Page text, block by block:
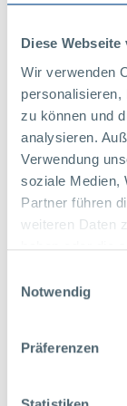
Diese
Wir verwenden
personalisieren,
zu können und
analysieren.
Verwendung
soziale Medien,
Partner führen
weiteren Daten
haben oder die
Notwendig
Präferenzen
Markus
Záleží na
organizací a
nachází